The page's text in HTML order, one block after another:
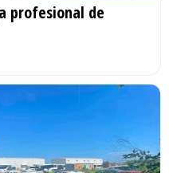
profesional de